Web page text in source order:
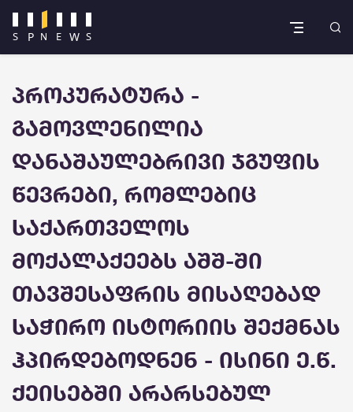
პროკურატურა -
გამოვლენილია
დანაშაულებრივი ჯგუფის
წევრები, რომლებიც
საქართველოს
მოქალაქეებს აშშ-ში
თავშესაფრის მისაღებად
საჭირო ისტორიის შექმნას
ჰპირდებოდნენ - ისინი ე.წ.
ქეისებში არარსებულ